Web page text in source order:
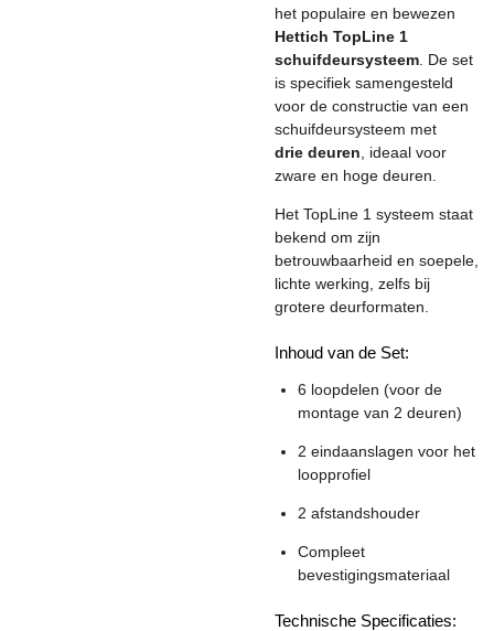
het populaire en bewezen
Hettich TopLine 1
schuifdeursysteem . De set
is specifiek samengesteld
voor de constructie van een
schuifdeursysteem met
drie deuren , ideaal voor
zware en hoge deuren.
Het TopLine 1 systeem staat
bekend om zijn
betrouwbaarheid en soepele,
lichte werking, zelfs bij
grotere deurformaten.
Inhoud van de Set:
6 loopdelen (voor de
montage van 2 deuren)
2 eindaanslagen voor het
loopprofiel
2 afstandshouder
Compleet
bevestigingsmateriaal
Technische Specificaties: